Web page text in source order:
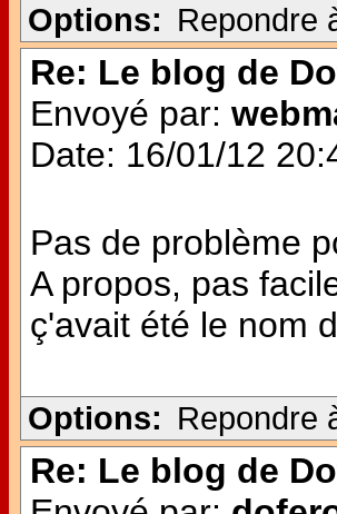
Options: Repondre
Re: Le blog de
Envoyé par:
Date: 16/01/12
Pas de problème
A propos, pas
ç'avait été le nom
Options: Repondre
Re: Le blog de